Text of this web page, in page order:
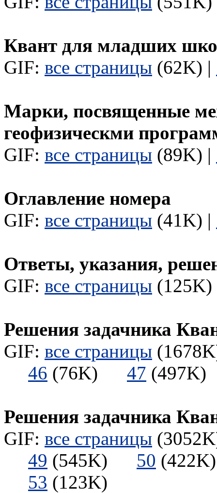
Квант для младших
GIF: все страницы (62K) |
Марки, посвященные
геофизическми
GIF: все страницы (89K) |
Оглавление номера
GIF: все страницы (41K) |
Ответы, указания,
GIF: все страницы
Решения задачника
GIF: все страницы
46 (76K) 47
Решения задачника
GIF: все страницы
49 (545K) 50
53 (123K)